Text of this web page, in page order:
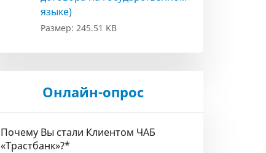
языке)
Размер: 245.51 KB
Онлайн-опрос
Почему Вы стали Клиентом ЧАБ
«Трастбанк»?*